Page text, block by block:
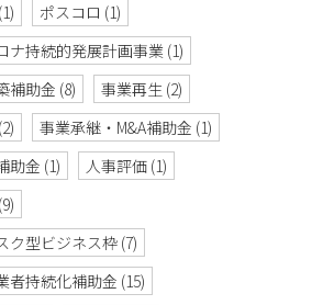
(1) ポスコロ (1)
ナ持続的発展計画事業 (1)
補助金 (8) 事業再生 (2)
(2) 事業承継・M&A補助金 (1)
助金 (1) 人事評価 (1)
(9)
ク型ビジネス枠 (7)
者持続化補助金 (15)